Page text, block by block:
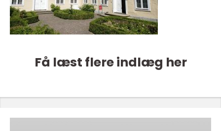
Få læst flere indlæg her